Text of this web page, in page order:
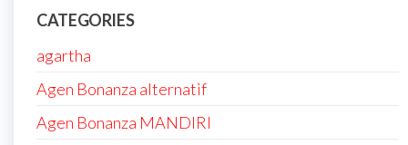
CATEGORIES
agartha
Agen Bonanza alternatif
Agen Bonanza MANDIRI